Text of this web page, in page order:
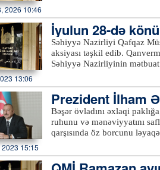
surəsinin 183-cü ayəsini
intellekt məsələsinə də
maarifləndirmə işində fəal
vacibliyini vurğulayıb. Qafqaz Müsəlmanları İdarəsi sədrinin müavini Fuad Nurullayev
Qazılar Şurasının Ramazan
çatdırıb. Orucluğun
yenilənmiş loqosu təsdiq olunub. Qafqaz Müsəlmanları İdarəsi sədrinin birinci
Salman Musayev, Dini
və başqları gündəlikdə
din xadimlərini
verilib.xeber100.com
2026 10:46
İyulun 28-də
Səhiyyə Nazirliyi Qafqaz
aksiyası təşkil edib.
Səhiyyə Nazirliyinin
yerləşən bölmələri
ziyarətgahında baş tutur.
o cümlədən Gəncə,
Qeyd edilib ki, qanvermə
fiziki sağlam şəxslər qan
keçirlər. Onların təzyiqi
aşağıdakı ünvanlara müraciət edə bilərlər. Bakı şəhəri üzrə:
13:06
Prezident İlham
Bəşər övladını əxlaqi
ruhunu və mənəviyyatını
qarşısında öz borcunu
münasibətilə Azərbaycan xalqına
sivilizasiyasının tarixi-
15:15